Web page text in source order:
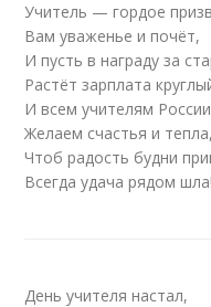
Учитель — гордое
Вам уваженье и почёт,
И пусть в награду за
Растёт зарплата
И всем учителям России
Желаем счастья и тепла,
Чтоб радость будни
Всегда удача рядом шла!
День учителя настал,